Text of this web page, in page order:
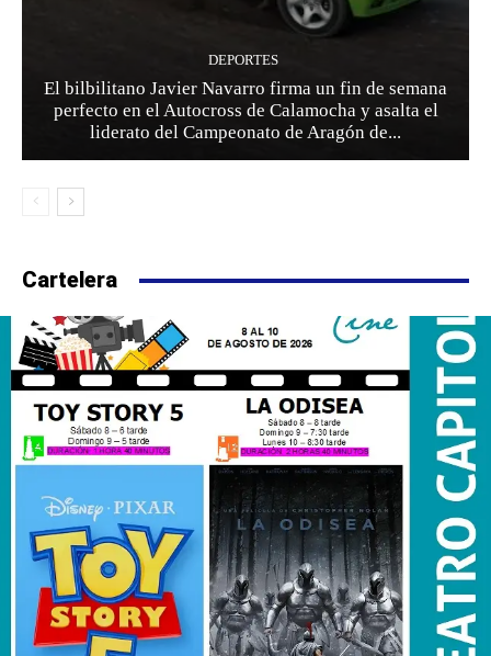
DEPORTES
El bilbilitano Javier Navarro firma un fin de semana
perfecto en el Autocross de Calamocha y asalta el
liderato del Campeonato de Aragón de...
Cartelera